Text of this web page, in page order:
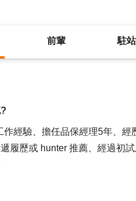
前輩 駐站
經驗、擔任品保經理5年、經
履歷或 hunter 推薦、經過初